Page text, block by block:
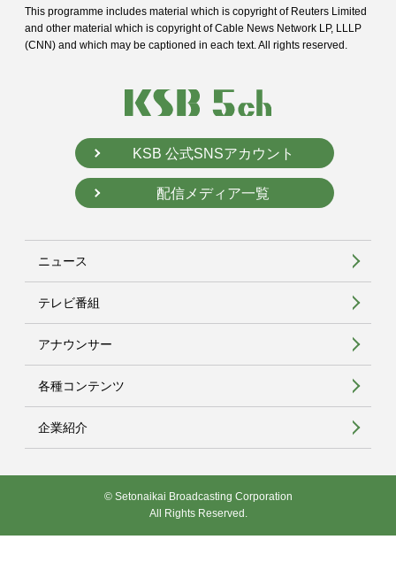
This programme includes material which is copyright of Reuters Limited
and other material which is copyright of Cable News Network LP, LLLP
(CNN) and which may be captioned in each text. All rights reserved.
KSB 公式SNSアカウント
配信メディア一覧
ニュース
テレビ番組
アナウンサー
各種コンテンツ
企業紹介
© Setonaikai Broadcasting Corporation
All Rights Reserved.